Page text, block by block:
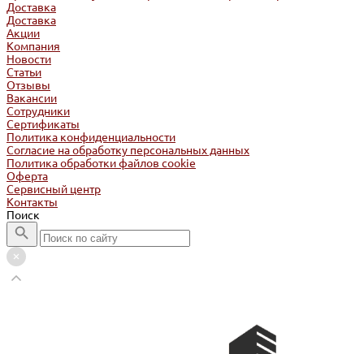
Доставка
Доставка
Акции
Компания
Новости
Статьи
Отзывы
Вакансии
Сотрудники
Сертификаты
Политика конфиденциальности
Согласие на обработку персональных данных
Политика обработки файлов cookie
Оферта
Сервисный центр
Контакты
Поиск